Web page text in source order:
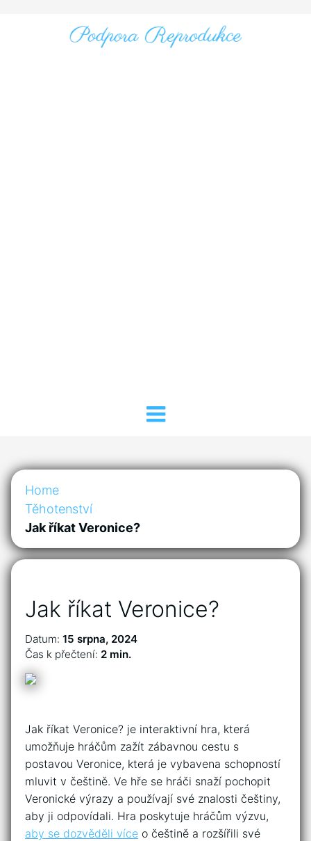
Home
Těhotenství
Jak říkat Veronice?
Jak říkat Veronice?
Datum: 15 srpna, 2024
Čas k přečtení: 2 min.
Jak říkat Veronice? je interaktivní hra, která
umožňuje hráčům zažít zábavnou cestu s
postavou Veronice, která je vybavena schopností
mluvit v češtině. Ve hře se hráči snaží pochopit
Veronické výrazy a používají své znalosti češtiny,
aby ji odpovídali. Hra poskytuje hráčům výzvu,
aby se dozvěděli více o češtině a rozšířili své